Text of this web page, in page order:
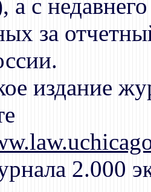
а с
за
издание
2.000